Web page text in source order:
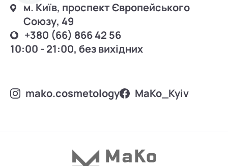
м. Київ, проспект Європейського
Союзу, 49
+380 (66) 866 42 56
10:00 - 21:00, без вихідних
mako.cosmetology MаKo_Kyiv